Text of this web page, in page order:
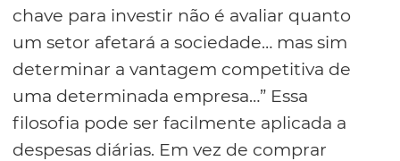
chave para investir não é avaliar quanto
um setor afetará a sociedade… mas sim
determinar a vantagem competitiva de
uma determinada empresa…” Essa
filosofia pode ser facilmente aplicada a
despesas diárias. Em vez de comprar